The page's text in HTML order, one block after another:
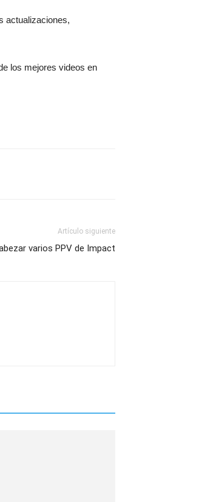
actualizaciones,
los mejores videos en
Artículo siguiente
varios PPV de Impact